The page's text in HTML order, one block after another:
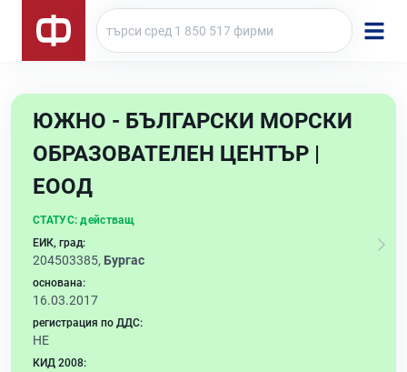
ЮЖНО - БЪЛГАРСКИ МОРСКИ
ОБРАЗОВАТЕЛЕН ЦЕНТЪР |
ЕООД
СТАТУС: действащ
ЕИК, град:
204503385, Бургас
основана:
16.03.2017
регистрация по ДДС:
НЕ
КИД 2008: